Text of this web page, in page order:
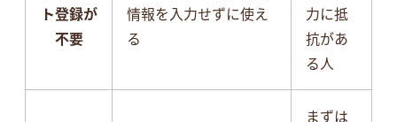
ト登録が
不要
情報を入力せずに使え
る
力に抵
抗があ
る人
まずは